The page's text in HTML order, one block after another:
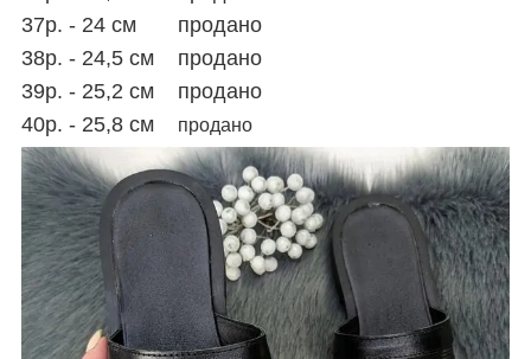
37р. - 24 см продано
38р. - 24,5 см продано
39р. - 25,2 см продано
40р. - 25,8 см
продано